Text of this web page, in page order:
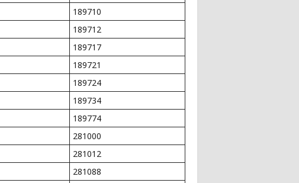
189710
189712
189717
189721
189724
189734
189774
281000
281012
281088